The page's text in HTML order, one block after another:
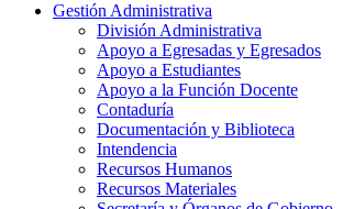
Gestión Administrativa
División Administrativa
Apoyo a Egresadas y Egresados
Apoyo a Estudiantes
Apoyo a la Función Docente
Contaduría
Documentación y Biblioteca
Intendencia
Recursos Humanos
Recursos Materiales